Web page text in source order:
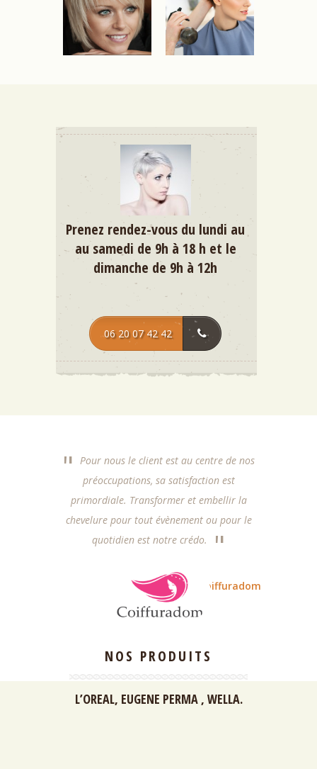
Prenez rendez-vous du lundi au
au samedi de 9h à 18 h et le
dimanche de 9h à 12h
06 20 07 42 42
Pour nous le client est au centre de nos
préoccupations, sa satisfaction est
primordiale. Transformer et embellir la
chevelure pour tout évènement ou pour le
quotidien est notre crédo.
- Coiffuradom
NOS PRODUITS
L’OREAL, EUGENE PERMA , WELLA.